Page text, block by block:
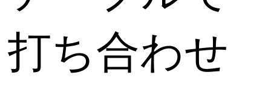
打ち合わせ